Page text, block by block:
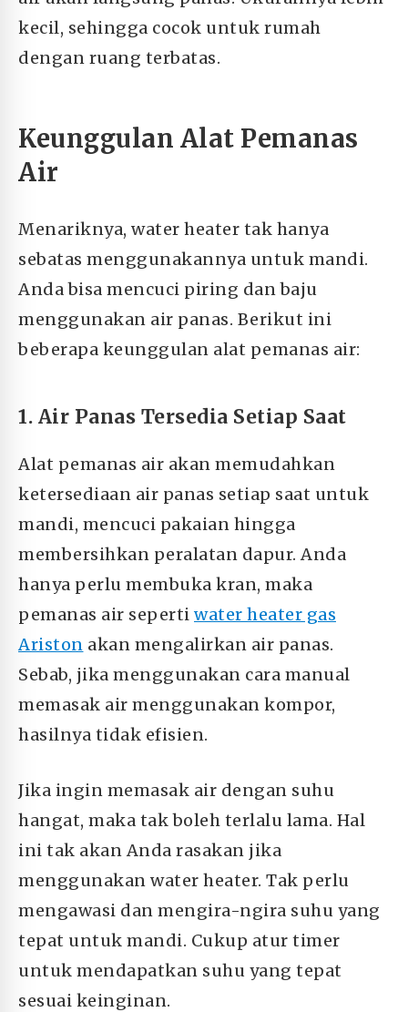
kecil, sehingga cocok untuk rumah
dengan ruang terbatas.
Keunggulan Alat Pemanas
Air
Menariknya, water heater tak hanya
sebatas menggunakannya untuk mandi.
Anda bisa mencuci piring dan baju
menggunakan air panas. Berikut ini
beberapa keunggulan alat pemanas air:
1. Air Panas Tersedia Setiap Saat
Alat pemanas air akan memudahkan
ketersediaan air panas setiap saat untuk
mandi, mencuci pakaian hingga
membersihkan peralatan dapur. Anda
hanya perlu membuka kran, maka
pemanas air seperti water heater gas
Ariston akan mengalirkan air panas.
Sebab, jika menggunakan cara manual
memasak air menggunakan kompor,
hasilnya tidak efisien.
Jika ingin memasak air dengan suhu
hangat, maka tak boleh terlalu lama. Hal
ini tak akan Anda rasakan jika
menggunakan water heater. Tak perlu
mengawasi dan mengira-ngira suhu yang
tepat untuk mandi. Cukup atur timer
untuk mendapatkan suhu yang tepat
sesuai keinginan.